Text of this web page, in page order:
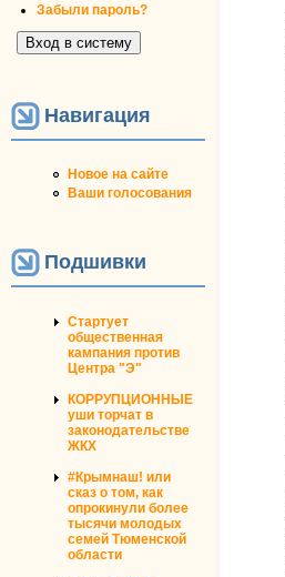
Забыли пароль?
Навигация
Новое на сайте
Ваши голосования
Подшивки
Стартует
общественная
кампания против
Центра "Э"
КОРРУПЦИОННЫЕ
уши торчат в
законодательстве
ЖКХ
#Крымнаш! или
сказ о том, как
опрокинули более
тысячи молодых
семей Тюменской
области